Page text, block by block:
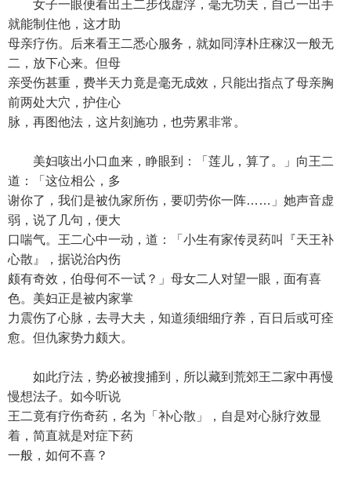
女子一眼便看出王二步伐虚浮，毫无功夫，自己一出手
就能制住他，这才助
母亲疗伤。后来看王二悉心服务，就如同淳朴庄稼汉一般无
二，放下心来。但母
亲受伤甚重，费半天力竟是毫无成效，只能出指点了母亲胸
前两处大穴，护住心
脉，再图他法，这片刻施功，也劳累非常。
美妇咳出小口血来，睁眼到：「莲儿，算了。」向王二
道：「这位相公，多
谢你了，我们是被仇家所伤，要叨劳你一阵……」她声音虚
弱，说了几句，便大
口喘气。王二心中一动，道：「小生有家传灵药叫『天王补
心散』，据说治内伤
颇有奇效，伯母何不一试？」母女二人对望一眼，面有喜
色。美妇正是被内家掌
力震伤了心脉，去寻大夫，知道须细细疗养，百日后或可痊
愈。但仇家势力颇大。
如此疗法，势必被搜捕到，所以藏到荒郊王二家中再慢
慢想法子。如今听说
王二竟有疗伤奇药，名为「补心散」，自是对心脉疗效显
着，简直就是对症下药
一般，如何不喜？